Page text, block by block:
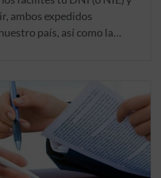
ambos expedidos
país, así como la